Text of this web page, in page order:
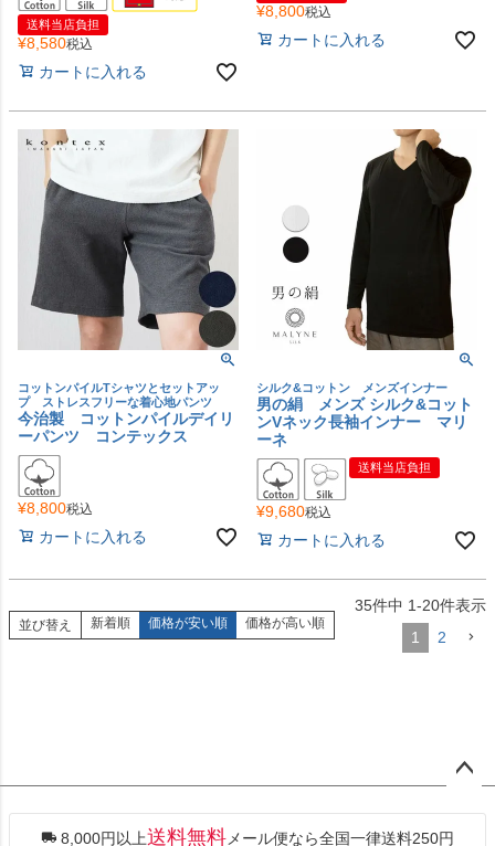
送料当店負担
¥8,580税込
カートに入れる
¥8,800税込
カートに入れる
コットンパイルTシャツとセットアッ
プ ストレスフリーな着心地パンツ
今治製 コットンパイルデイリ
ーパンツ コンテックス
¥8,800税込
カートに入れる
シルク&コットン メンズインナー
男の絹 メンズ シルク&コット
ンVネック長袖インナー マリ
ーネ
送料当店負担
¥9,680税込
カートに入れる
並び替え 新着順 価格が安い順 価格が高い順
35件中 1-20件表示
1
2
ジト
へ
8,000円以上送料無料 メール便なら全国一律送料250円